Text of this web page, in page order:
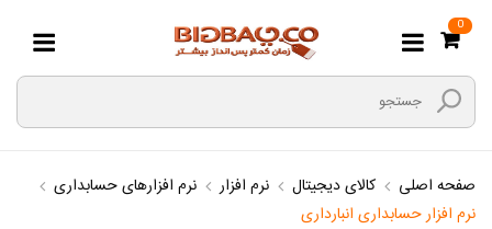
0
صفحه اصلی کالای دیجیتال نرم افزار
نرم افزارهای حسابداری
نرم افزار حسابداری انبارداری